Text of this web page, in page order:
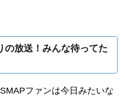
の放送！みんな待ってた
ファンは今日みたいな